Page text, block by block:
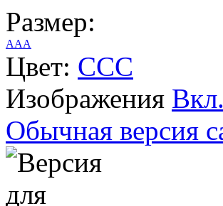
Размер:
AAA
Цвет: CCC
Изображения Вкл.
Обычная версия